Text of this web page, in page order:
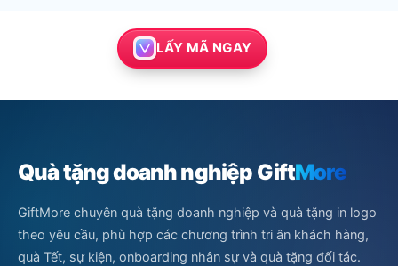
LẤY MÃ NGAY
Quà tặng doanh nghiệp GiftMore
GiftMore chuyên quà tặng doanh nghiệp và quà tặng in logo
theo yêu cầu, phù hợp các chương trình tri ân khách hàng,
quà Tết, sự kiện, onboarding nhân sự và quà tặng đối tác.